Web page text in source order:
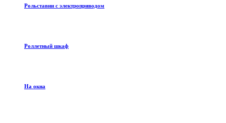
Рольставни с электроприводом
Роллетный шкаф
На окна